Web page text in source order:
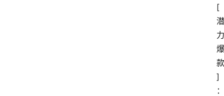
[
潜
力
爆
款
]
：